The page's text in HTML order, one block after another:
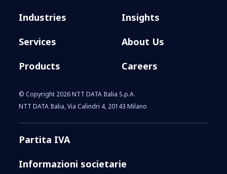
Industries
Services
Products
Insights
About Us
Careers
© Copyright 2026 NTT DATA Italia S.p.A.
NTT DATA Italia, Via Calindri 4, 20143 Milano
Partita IVA
Informazioni societarie